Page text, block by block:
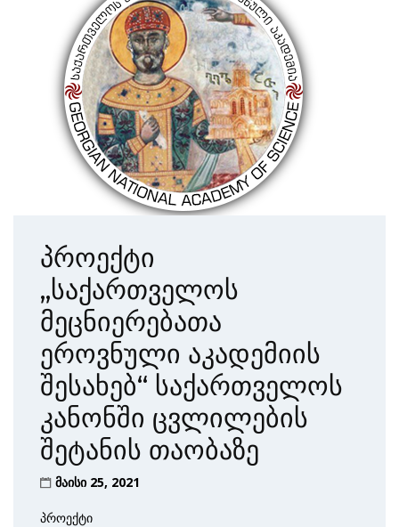
პროექტი
„საქართველოს
მეცნიერებათა
ეროვნული აკადემიის
შესახებ“ საქართველოს
კანონში ცვლილების
შეტანის თაობაზე
მაისი 25, 2021
პროექტი